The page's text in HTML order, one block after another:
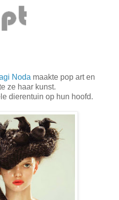
Noda maakte pop art en
ze haar kunst.
dierentuin op hun hoofd.